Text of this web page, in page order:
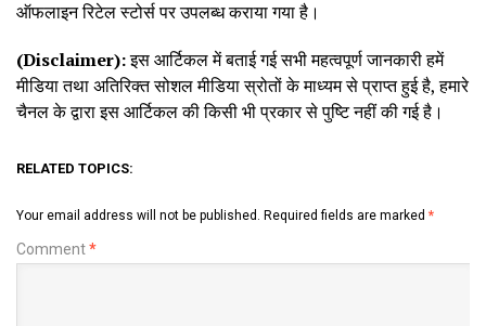
ऑफलाइन रिटेल स्टोर्स पर उपलब्ध कराया गया है।
(Disclaimer):इस आर्टिकल में बताई गई सभी महत्वपूर्ण जानकारी हमें
मीडिया तथा अतिरिक्त सोशल मीडिया स्रोतों के माध्यम से प्राप्त हुई है, हमारे
चैनल के द्वारा इस आर्टिकल की किसी भी प्रकार से पुष्टि नहीं की गई है।
RELATED TOPICS:
Your email address will not be published. Required fields are marked *
Comment*